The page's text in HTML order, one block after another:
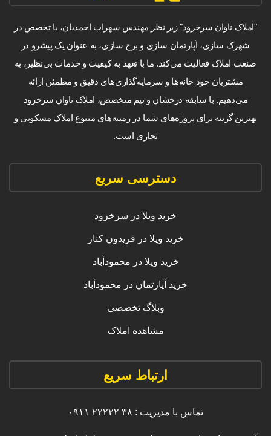
"املاک ناوان سرخرود" زیر نظر مهندس سهراب احمدیان، با تخصص در
شهرک سازی، آپارتمان سازی و برج سازی، به عنوان یک پیشرو در
صنعت املاک فعالیت می‌کند. ما با تعهد به کیفیت و خدمات بی‌نظیر، به
مشتریان خود خانه‌ها و سرمایه‌گذاری‌های دقیق و مطمئن ارائه
می‌دهیم. با سابقه درخشان و تیم متخصص، املاک ناوان سرخرود
بهترین گزینه برای پروژه‌های شما در زمینه‌های متنوع املاک مسکونی و
تجاری است.
دسترسی سریع
خرید ویلا در سرخرود
خرید ویلا در فریدون کنار
خرید ویلا در محمودآباد
خرید آپارتمان در محمودآباد
وبلاگ تخصصی
مشاهده املاک
ارتباط سریع
تماس با مدیریت : ۳۸ ۲۲۲۲۲ ۰۹۱۱